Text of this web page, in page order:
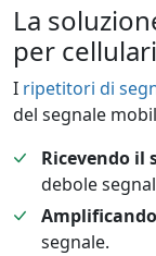
La
per cellulari
I ripetitori di
del segnale
Ricevendo il
debole
segnale.